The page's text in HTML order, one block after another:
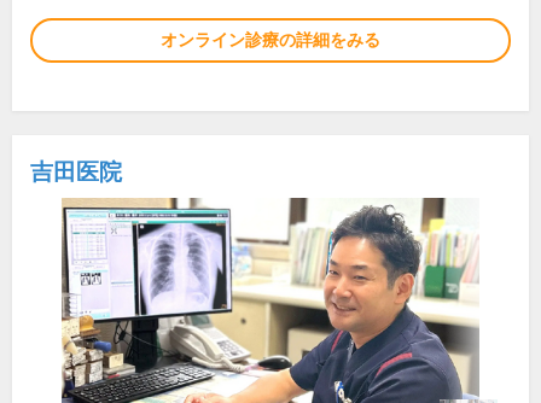
オンライン診療の詳細をみる
吉田医院